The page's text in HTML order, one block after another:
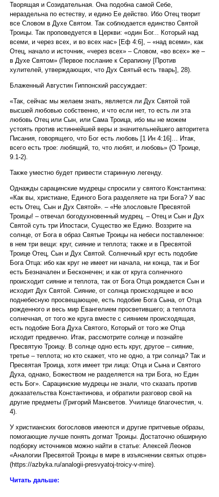
Творящая и Созидательная. Она подобна самой Себе,
нераздельна по естеству, и едино Ее действо. Ибо Отец творит
все Словом в Духе Святом. Так соблюдается единство Святой
Троицы. Так проповедуется в Церкви: «один Бог... Который над
всеми, и через всех, и во всех нас» [Еф 4:6], – «над всеми», как
Отец, начало и источник, «через всех» – Словом, «во всех» же –
в Духе Святом» (Первое послание к Серапиону [Против
хулителей, утверждающих, что Дух Святый есть тварь], 28).
Блаженный Августин Гиппонский рассуждает:
«Так, сейчас мы желаем знать, является ли Дух Святой той
высшей любовью собственно, и что если нет, то есть ли эта
любовь Отец или Сын, или Сама Троица, ибо мы не можем
устоять против истиннейшей веры и значительнейшего авторитета
Писания, говорящего, что Бог есть любовь [1 Ин 4:16]… Итак,
всего есть трое: любящий, то, что любят, и любовь» (О Троице,
9.1-2).
Также уместно будет привести старинную легенду.
Однажды сарацинские мудрецы спросили у святого Константина:
«Как вы, христиане, Единого Бога разделяете на три Бога? У вас
есть Отец, Сын и Дух Святой». – «Не злословьте Пресвятой
Троицы! – отвечал богодухновенный мудрец. – Отец и Сын и Дух
Святой суть три Ипостаси, Существо же Едино. Воззрите на
солнце, от Бога в образ Святые Троицы на небеси поставленное:
в нем три вещи: круг, сияние и теплота; также и в Пресвятой
Троице Отец, Сын и Дух Святой. Солнечный круг есть подобие
Бога Отца: ибо как круг не имеет ни начала, ни конца, так и Бог
есть Безначален и Бесконечен; и как от круга солнечного
происходит сияние и теплота, так от Бога Отца рождается Сын и
исходит Дух Святой. Сияние, от солнца происходящее и всю
поднебесную просвещающее, есть подобие Бога Сына, от Отца
рожденного и весь мир Евангелием просветившего; а теплота
солнечная, от того же круга вместе с сиянием происходящая,
есть подобие Бога Духа Святого, Который от того же Отца
исходит предвечно. Итак, рассмотрите солнце и познайте
Пресвятую Троицу. В солнце одно есть круг, другое – сияние,
третье – теплота; но кто скажет, что не одно, а три солнца? Так и
Пресвятая Троица, хотя имеет три лица: Отца и Сына и Святого
Духа, однако, Божеством не разделяется на три Бога, но Един
есть Бог». Сарацинские мудрецы не знали, что сказать против
доказательства Константинова, и обратили разговор свой на
другие предметы (Григорий Мансветов. Училище благочестия, ч.
4).
У христианских богословов имеются и другие притчевые образы,
помогающие лучше понять догмат Троицы. Достаточно обширную
подборку источников можно найти в статье: Алексей Леонов
«Аналогии Пресвятой Троицы в мире в изъяснении святых отцов»
(https://azbyka.ru/analogii-presvyatoj-troicy-v-mire).
Читать дальше: